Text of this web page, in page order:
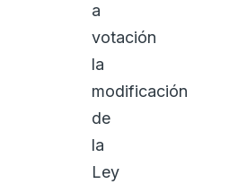
a
votación
la
modificación
de
la
Ley